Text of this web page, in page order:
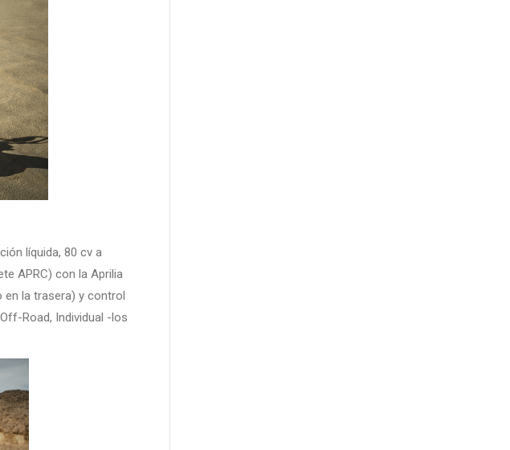
líquida, 80 cv a
APRC) con la Aprilia
en la trasera) y control
Road, Individual -los